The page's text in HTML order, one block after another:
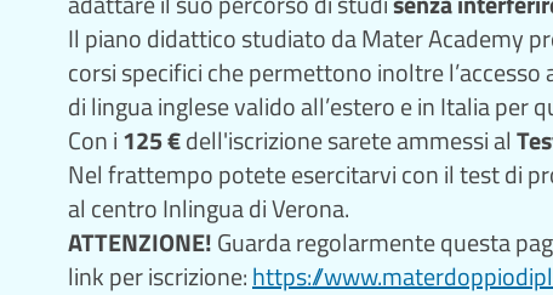
Il piano didattico studiato da Mater Academy
corsi specifici che permettono inoltre l’accesso
di lingua inglese valido all’estero e in Italia per
Con i125 €dell'iscrizione sarete ammessi al
Nel frattempo potete esercitarvi con il test di
al centro Inlingua di Verona.
ATTENZIONE!Guarda regolarmente questa
link per iscrizione:https://